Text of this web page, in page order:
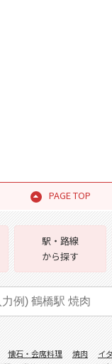
PAGE TOP
駅・路線
から探す
懐石・会席料理 焼肉
イ